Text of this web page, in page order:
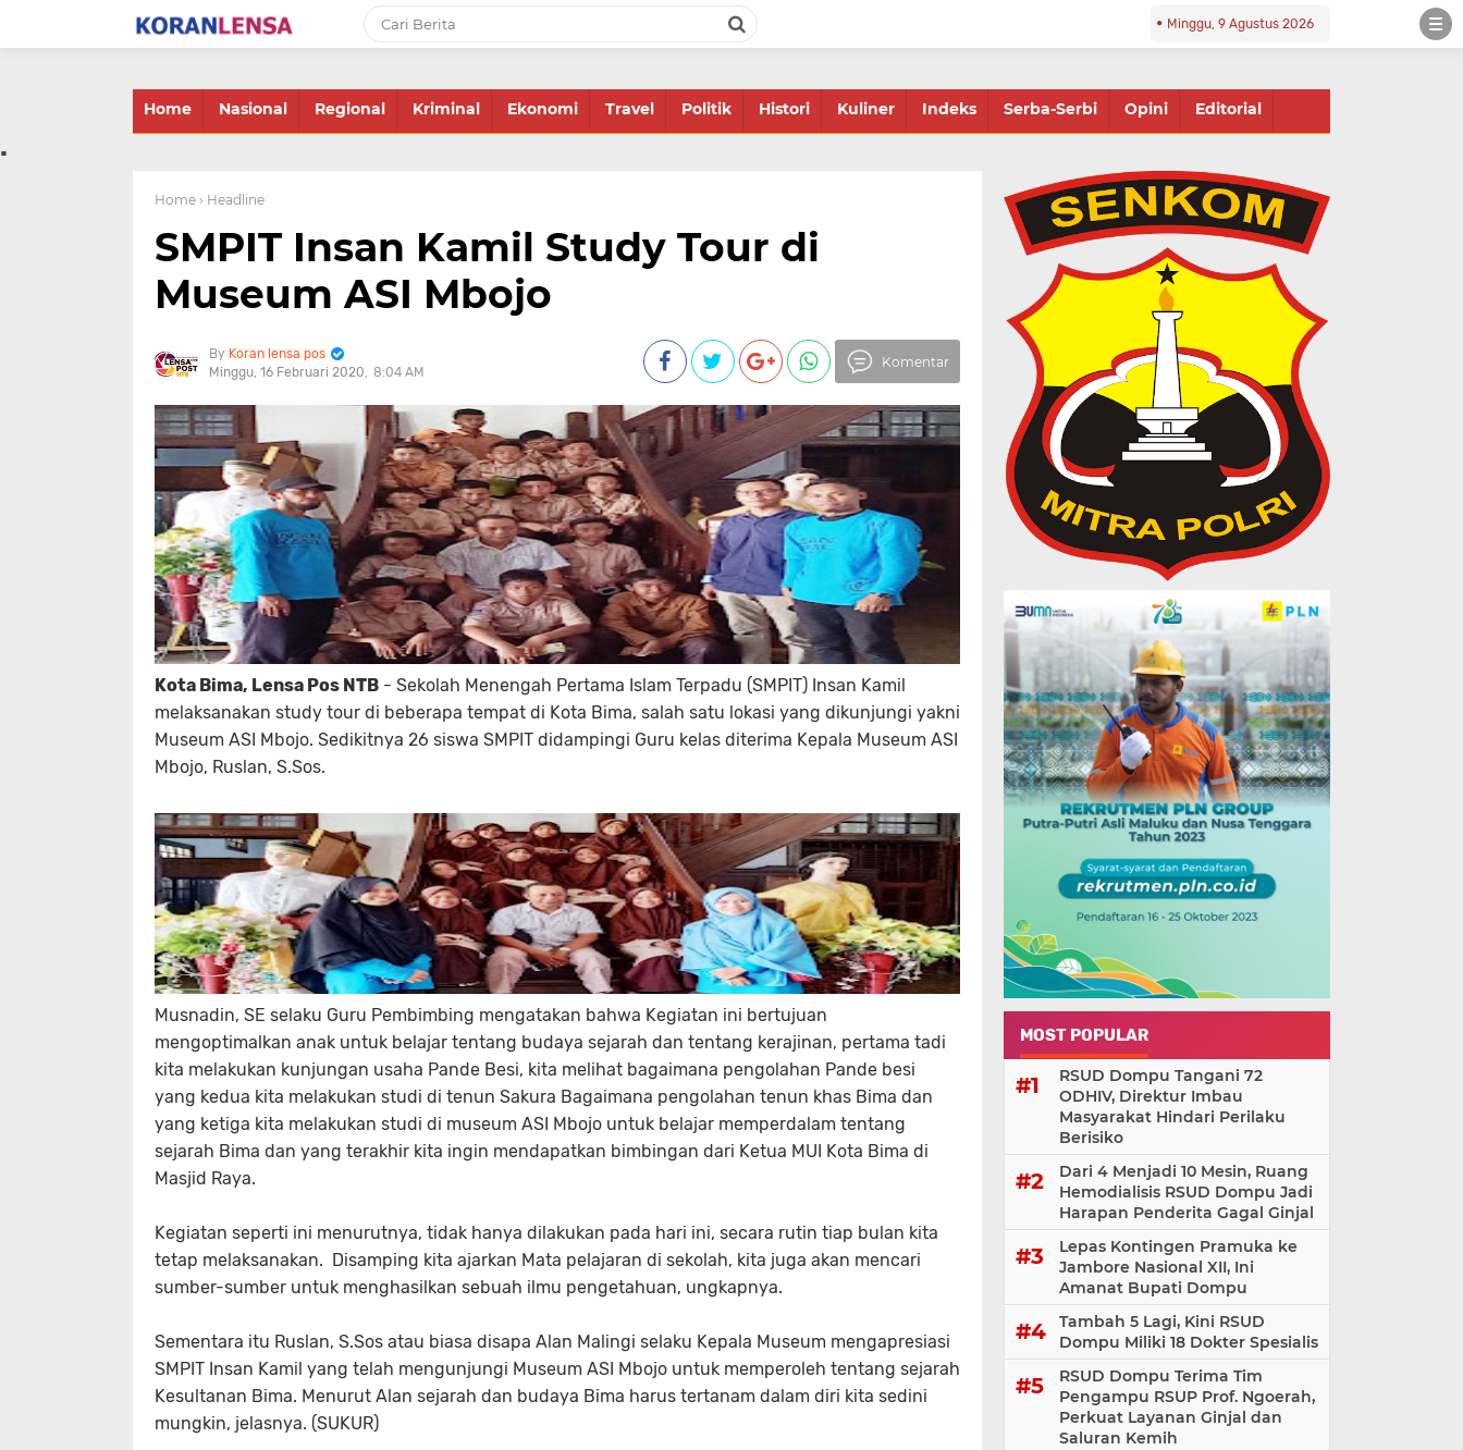
Minggu, 9 Agustus 2026
Home Nasional Regional Kriminal Ekonomi Travel Politik Histori Kuliner Indeks Serba-Serbi Opini Editorial
.
Home › Headline
SMPIT Insan Kamil Study Tour di
Museum ASI Mbojo
Koran lensa pos
Minggu, 16 Februari 2020
8:04 AM
Komentar
Kota Bima, Lensa Pos NTB - Sekolah Menengah Pertama Islam Terpadu (SMPIT) Insan Kamil
melaksanakan study tour di beberapa tempat di Kota Bima, salah satu lokasi yang dikunjungi yakni
Museum ASI Mbojo. Sedikitnya 26 siswa SMPIT didampingi Guru kelas diterima Kepala Museum ASI
Mbojo, Ruslan, S.Sos.
Musnadin, SE selaku Guru Pembimbing mengatakan bahwa Kegiatan ini bertujuan
mengoptimalkan anak untuk belajar tentang budaya sejarah dan tentang kerajinan, pertama tadi
kita melakukan kunjungan usaha Pande Besi, kita melihat bagaimana pengolahan Pande besi
yang kedua kita melakukan studi di tenun Sakura Bagaimana pengolahan tenun khas Bima dan
yang ketiga kita melakukan studi di museum ASI Mbojo untuk belajar memperdalam tentang
sejarah Bima dan yang terakhir kita ingin mendapatkan bimbingan dari Ketua MUI Kota Bima di
Masjid Raya.
Kegiatan seperti ini menurutnya, tidak hanya dilakukan pada hari ini, secara rutin tiap bulan kita
tetap melaksanakan. Disamping kita ajarkan Mata pelajaran di sekolah, kita juga akan mencari
sumber-sumber untuk menghasilkan sebuah ilmu pengetahuan, ungkapnya.
Sementara itu Ruslan, S.Sos atau biasa disapa Alan Malingi selaku Kepala Museum mengapresiasi
SMPIT Insan Kamil yang telah mengunjungi Museum ASI Mbojo untuk memperoleh tentang sejarah
Kesultanan Bima. Menurut Alan sejarah dan budaya Bima harus tertanam dalam diri kita sedini
mungkin, jelasnya. (SUKUR)
MOST POPULAR
RSUD Dompu Tangani 72
ODHIV, Direktur Imbau
Masyarakat Hindari Perilaku
Berisiko
Dari 4 Menjadi 10 Mesin, Ruang
Hemodialisis RSUD Dompu Jadi
Harapan Penderita Gagal Ginjal
Lepas Kontingen Pramuka ke
Jambore Nasional XII, Ini
Amanat Bupati Dompu
Tambah 5 Lagi, Kini RSUD
Dompu Miliki 18 Dokter Spesialis
RSUD Dompu Terima Tim
Pengampu RSUP Prof. Ngoerah,
Perkuat Layanan Ginjal dan
Saluran Kemih